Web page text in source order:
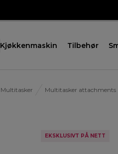
Kjøkkenmaskin Tilbehør
Multitasker Multitasker attachments
EKSKLUSIVT PÅ NETT